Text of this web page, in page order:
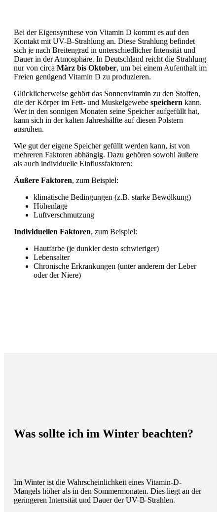
Bei der Eigensynthese von Vitamin D kommt es auf den
Kontakt mit UV-B-Strahlung an. Diese Strahlung befindet
sich je nach Breitengrad in unterschiedlicher Intensität und
Dauer in der Atmosphäre. In Deutschland reicht die Strahlung
nur von circa März bis Oktober, um bei einem Aufenthalt im
Freien genügend Vitamin D zu produzieren.
Glücklicherweise gehört das Sonnenvitamin zu den Stoffen,
die der Körper im Fett- und Muskelgewebe speichern kann.
Wer in den sonnigen Monaten seine Speicher aufgefüllt hat,
kann sich in der kalten Jahreshälfte auf diesen Polstern
ausruhen.
Wie gut der eigene Speicher gefüllt werden kann, ist von
mehreren Faktoren abhängig. Dazu gehören sowohl äußere
als auch individuelle Einflussfaktoren:
Äußere Faktoren, zum Beispiel:
klimatische Bedingungen (z.B. starke Bewölkung)
Höhenlage
Luftverschmutzung
Individuellen Faktoren, zum Beispiel:
Hautfarbe (je dunkler desto schwieriger)
Lebensalter
Chronische Erkrankungen (unter anderem der Leber
oder der Niere)
Was sollte ich im Winter beachten?
Im Winter ist die Wahrscheinlichkeit eines Vitamin-D-
Mangels höher als in den Sommermonaten. Dies liegt an der
geringeren Intensität und Dauer der UV-B-Strahlen.